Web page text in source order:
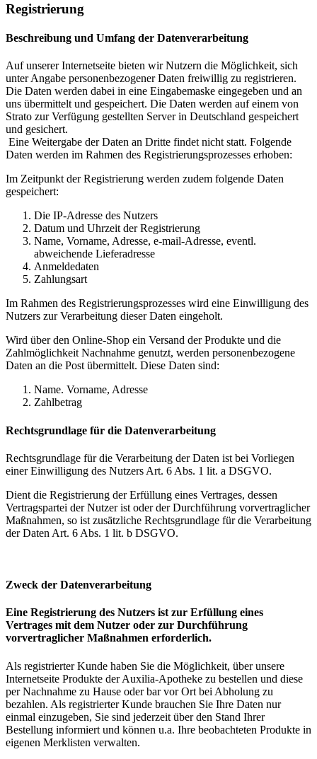
Registrierung
Beschreibung und Umfang der Datenverarbeitung
Auf unserer Internetseite bieten wir Nutzern die Möglichkeit, sich
unter Angabe personenbezogener Daten freiwillig zu registrieren.
Die Daten werden dabei in eine Eingabemaske eingegeben und an
uns übermittelt und gespeichert. Die Daten werden auf einem von
Strato zur Verfügung gestellten Server in Deutschland gespeichert
und gesichert.
Eine Weitergabe der Daten an Dritte findet nicht statt. Folgende
Daten werden im Rahmen des Registrierungsprozesses erhoben:
Im Zeitpunkt der Registrierung werden zudem folgende Daten
gespeichert:
Die IP-Adresse des Nutzers
Datum und Uhrzeit der Registrierung
Name, Vorname, Adresse, e-mail-Adresse, eventl.
abweichende Lieferadresse
Anmeldedaten
Zahlungsart
Im Rahmen des Registrierungsprozesses wird eine Einwilligung des
Nutzers zur Verarbeitung dieser Daten eingeholt.
Wird über den Online-Shop ein Versand der Produkte und die
Zahlmöglichkeit Nachnahme genutzt, werden personenbezogene
Daten an die Post übermittelt. Diese Daten sind:
Name. Vorname, Adresse
Zahlbetrag
Rechtsgrundlage für die Datenverarbeitung
Rechtsgrundlage für die Verarbeitung der Daten ist bei Vorliegen
einer Einwilligung des Nutzers Art. 6 Abs. 1 lit. a DSGVO.
Dient die Registrierung der Erfüllung eines Vertrages, dessen
Vertragspartei der Nutzer ist oder der Durchführung vorvertraglicher
Maßnahmen, so ist zusätzliche Rechtsgrundlage für die Verarbeitung
der Daten Art. 6 Abs. 1 lit. b DSGVO.
Zweck der Datenverarbeitung
Eine Registrierung des Nutzers ist zur Erfüllung eines
Vertrages mit dem Nutzer oder zur Durchführung
vorvertraglicher Maßnahmen erforderlich.
Als registrierter Kunde haben Sie die Möglichkeit, über unsere
Internetseite Produkte der Auxilia-Apotheke zu bestellen und diese
per Nachnahme zu Hause oder bar vor Ort bei Abholung zu
bezahlen. Als registrierter Kunde brauchen Sie Ihre Daten nur
einmal einzugeben, Sie sind jederzeit über den Stand Ihrer
Bestellung informiert und können u.a. Ihre beobachteten Produkte in
eigenen Merklisten verwalten.